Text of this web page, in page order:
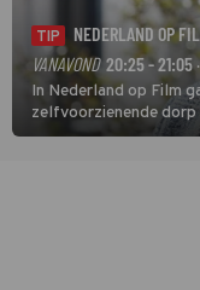
TIP
NEDERLAND OP
VANAVOND 20:25 - 21:05
In Nederland op Film
zelfvoorzienende
Daniëls de kijkers